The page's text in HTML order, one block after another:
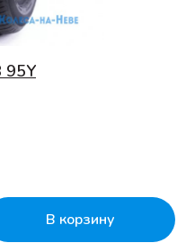
95Y
В корзину